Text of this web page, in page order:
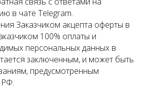
в чате Telegram.
Заказчиком акцепта оферты в
100% оплаты и
персональных данных в
заключенным, и может быть
предусмотренным
РФ.